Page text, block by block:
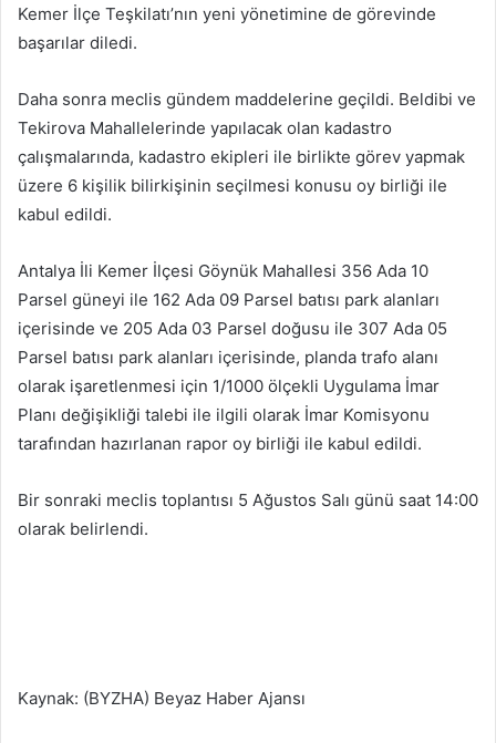
Kemer İlçe Teşkilatı’nın yeni yönetimine de görevinde
başarılar diledi.
Daha sonra meclis gündem maddelerine geçildi. Beldibi ve
Tekirova Mahallelerinde yapılacak olan kadastro
çalışmalarında, kadastro ekipleri ile birlikte görev yapmak
üzere 6 kişilik bilirkişinin seçilmesi konusu oy birliği ile
kabul edildi.
Antalya İli Kemer İlçesi Göynük Mahallesi 356 Ada 10
Parsel güneyi ile 162 Ada 09 Parsel batısı park alanları
içerisinde ve 205 Ada 03 Parsel doğusu ile 307 Ada 05
Parsel batısı park alanları içerisinde, planda trafo alanı
olarak işaretlenmesi için 1/1000 ölçekli Uygulama İmar
Planı değişikliği talebi ile ilgili olarak İmar Komisyonu
tarafından hazırlanan rapor oy birliği ile kabul edildi.
Bir sonraki meclis toplantısı 5 Ağustos Salı günü saat 14:00
olarak belirlendi.
Kaynak: (BYZHA) Beyaz Haber Ajansı